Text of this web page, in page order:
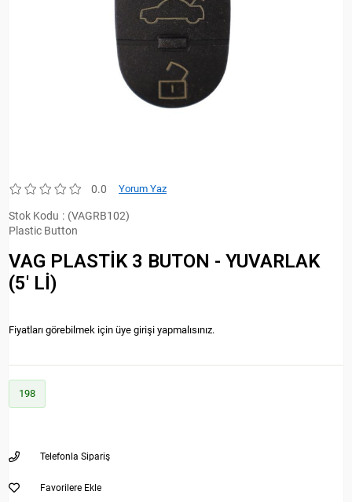
0.0 Yorum Yaz
Stok Kodu
(VAGRB102)
Plastic Button
VAG PLASTİK 3 BUTON - YUVARLAK
(5' Lİ)
Fiyatları görebilmek için üye girişi yapmalısınız.
198
Telefonla Sipariş
Favorilere Ekle